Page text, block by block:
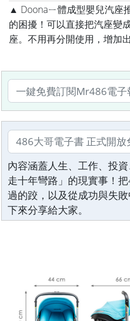
▲ Doonaㄧ體成型嬰兒汽座
的困擾！可以直接把汽座變
座。不用再分開使用，增加
內容涵蓋人生、工作、投
走十年彎路」的現實事！
過的跤，以及從成功與失
下來分享給大家。